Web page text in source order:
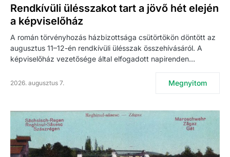
Rendkívüli ülésszakot tart a jövő hét elején
a képviselőház
A román törvényhozás házbizottsága csütörtökön döntött az
augusztus 11–12-én rendkívüli ülésszak összehívásáról. A
képviselőház vezetősége által elfogadott napirenden…
2026. augusztus 7. Megnyitom